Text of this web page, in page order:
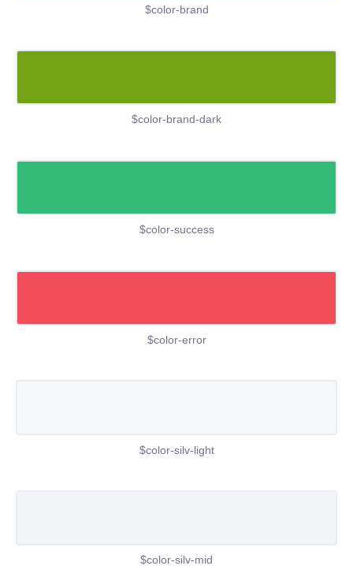
$color-brand
$color-brand-dark
$color-success
$color-error
$color-silv-light
$color-silv-mid